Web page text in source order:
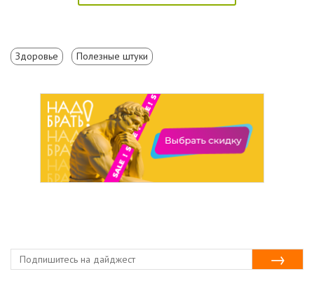
Здоровье Полезные штуки